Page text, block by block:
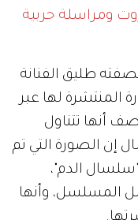
ومراسلة حربية
طليق الفنانة
المنتشرة لها عبر
أنها تتناول
إن الصورة التي تم
الدم"،
المسلسل، وأنها